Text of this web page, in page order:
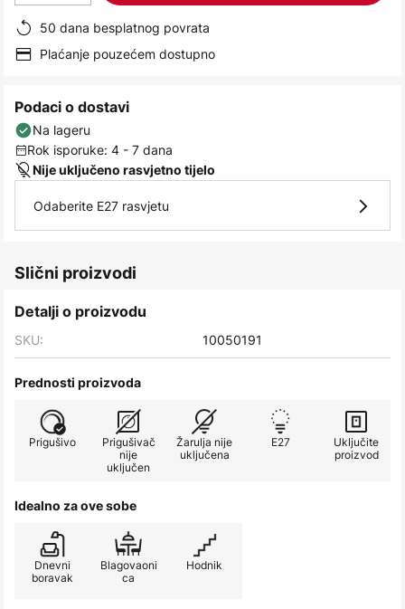
50 dana besplatnog povrata
Plaćanje pouzećem dostupno
Podaci o dostavi
Na lageru
Rok isporuke: 4 - 7 dana
Nije uključeno rasvjetno tijelo
Odaberite E27 rasvjetu
Slični proizvodi
Detalji o proizvodu
SKU: 10050191
Prednosti proizvoda
Prigušivo
Prigušivač
nije
uključen
Žarulja nije
uključena
E27
Uključite
proizvod
Idealno za ove sobe
Dnevni
boravak
Blagovaoni
ca
Hodnik